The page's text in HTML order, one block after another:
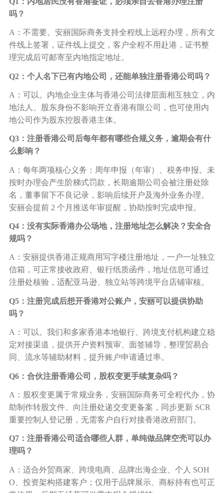
吗？
A：不需要。安丽国际商务支持全程线上远程办理，所有文
件线上签署，证件线上提交，客户全程不用赴港，证书整
理完成后可邮寄至内地指定地址。
Q2：个人名下已有内地公司，还能单独注册香港公司吗？
A：可以。内地企业主体与香港公司法律层面相互独立，内
地法人、股东身份不影响开立香港有限公司，也可使用内
地公司作为股东控股香港主体。
Q3：注册香港公司后每年都有哪些合规义务，逾期会有什
么影响？
A：每年两项核心义务：周年申报（年审）、税务申报。未
按时办理会产生阶梯式罚款，长期逾期公司会被注册处除
名，董事留下不良记录，影响后续开户及海外业务办理。
安丽会提前 2 个月推送年审提醒，协助按时完成申报。
Q4：没有实际香港办公场地，注册地址怎么解决？安全合
规吗？
A：安丽提供香港正规商用写字楼注册地址，一户一址独立
信箱，可正常接收政府、银行纸质函件，地址信息可通过
注册处核验，适配亚马逊、独立站等跨境平台店铺审核。
Q5：注册完成后想开香港对公账户，安丽可以提供协助
吗？
A：可以。我们和多家香港本地银行、跨境支付机构建立稳
定对接渠道，提供开户资料预审、面签辅导，整理贸易合
同、流水等辅助材料，提升账户申请通过率。
Q6：合伙注册香港公司，股权变更手续复杂吗？
A：股权变更属于常规业务，安丽国际商务可全程代办，协
助制作转股文件、向注册处递交变更备案，同步更新 SCR
重要控制人登记册，无需客户自行对接香港政府部门。
Q7：注册香港公司适合哪些人群，单纯做品牌空壳可以办
理吗？
A：适合外贸商家、跨境电商、品牌出海企业、个人 SOH
O、投资架构搭建客户；仅用于品牌展示、商标持有也可正